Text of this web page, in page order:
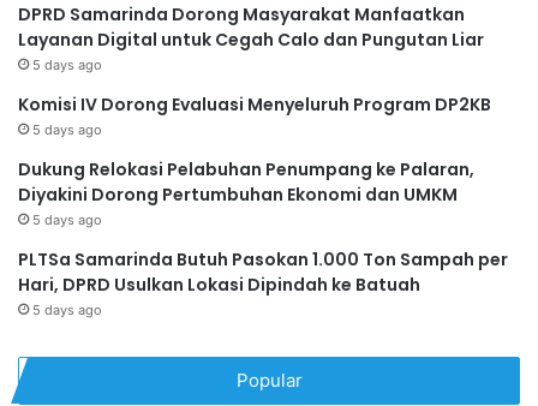
DPRD Samarinda Dorong Masyarakat Manfaatkan
Layanan Digital untuk Cegah Calo dan Pungutan Liar
5 days ago
Komisi IV Dorong Evaluasi Menyeluruh Program DP2KB
5 days ago
Dukung Relokasi Pelabuhan Penumpang ke Palaran,
Diyakini Dorong Pertumbuhan Ekonomi dan UMKM
5 days ago
PLTSa Samarinda Butuh Pasokan 1.000 Ton Sampah per
Hari, DPRD Usulkan Lokasi Dipindah ke Batuah
5 days ago
Popular